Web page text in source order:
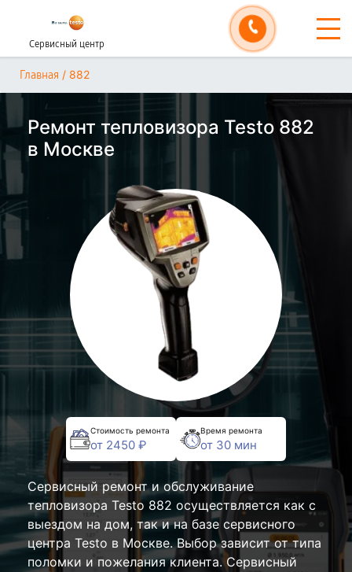
Сервисный центр
Главная / 882
Ремонт тепловизора Testo 882
в Москве
Стоимость ремонта
от 2450 ₽
Время ремонта
от 30 мин
Сервисный ремонт и обслуживание
тепловизора Testo 882 осуществляется как с
выездом на дом, так и на базе сервисного
центра Testo в Москве. Выбор зависит от типа
поломки и пожелания клиента. Сервисный